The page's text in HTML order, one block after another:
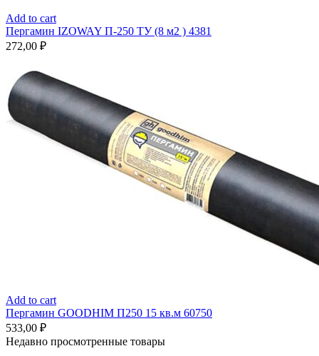
Add to cart
Пергамин IZOWAY П-250 ТУ (8 м2 ) 4381
272,00 ₽
Add to cart
Пергамин GOODHIM П250 15 кв.м 60750
533,00 ₽
Недавно просмотренные товары